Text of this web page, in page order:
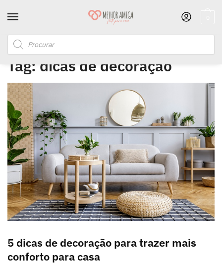
Início Posts marcados com a tag “dicas de decoração”
Tag: dicas de decoração
5 dicas de decoração para trazer mais
conforto para casa